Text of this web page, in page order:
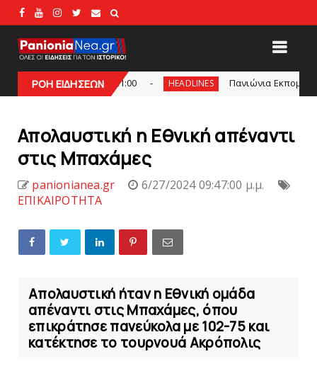
ΡΟΗ ΕΙΔΗΣΕΩΝ
21:00 HEADLINES Πανιώνια Εκπομπή: Eυχαριστούμε και...
Απολαυστική η Εθνική απέναντι
στις Mπαχάμες
panionianea.gr
6/27/2024 09:47:00 μ.μ.
ΕΠΙΚΑΙΡΟΤΗΤΑ
Απολαυστική ήταν η Εθνική ομάδα
απέναντι στις Μπαχάμες, όπου
επικράτησε πανεύκολα με 102-75 και
κατέκτησε το τουρνουά Ακρόπολις